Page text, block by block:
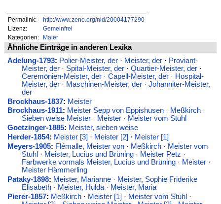
Permalink:
http://www.zeno.org/nid/20004177290
Lizenz:
Gemeinfrei
Kategorien:
Maler
Ähnliche Einträge in anderen Lexika
Adelung-1793: Polier-Meister, der· Meister, der· Proviant-
Meister, der· Spital-Meister, der· Quartier-Meister, der·
Ceremōnien-Meister, der· Capell-Meister, der· Hospital-
Meister, der· Maschinen-Meister, der· Johanniter-Meister,
der
Brockhaus-1837: Meister
Brockhaus-1911: Meister Sepp von Eppishusen· Meßkirch·
Sieben weise Meister· Meister· Meister vom Stuhl
Goetzinger-1885: Meister, sieben weise
Herder-1854: Meister [3] · Meister [2] · Meister [1]
Meyers-1905: Flémalle, Meister von· Meßkirch· Meister vom
Stuhl · Meister, Lucius und Brüning· Meister Petz ·
Farbwerke vormals Meister, Lucius und Brüning· Meister·
Meister Hämmerling
Pataky-1898: Meister, Marianne· Meister, Sophie Friderike
Elisabeth· Meister, Hulda· Meister, Maria
Pierer-1857: Meßkirch· Meister [1] · Meister vom Stuhl ·